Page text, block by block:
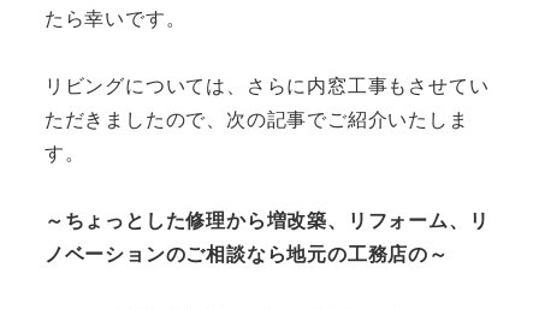
たら幸いです。
リビングについては、さらに内窓工事もさせてい
ただきましたので、次の記事でご紹介いたしま
す。
～ちょっとした修理から増改築、リフォーム、リ
ノベーションのご相談なら地元の工務店の～